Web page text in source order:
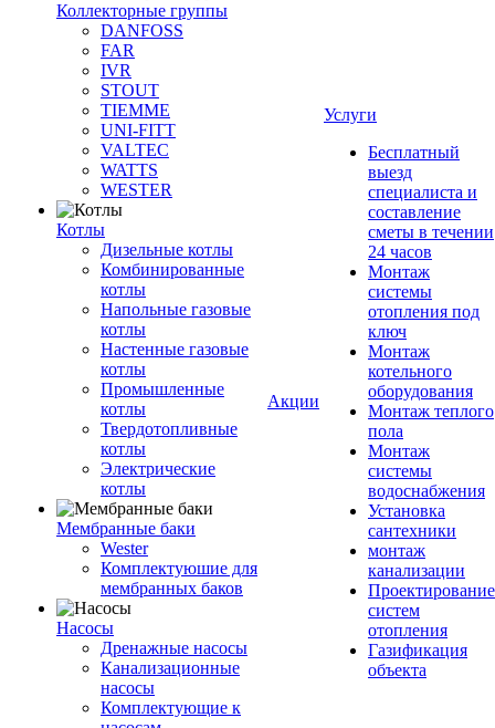
Коллекторные группы
DANFOSS
FAR
IVR
STOUT
TIEMME
UNI-FITT
VALTEC
WATTS
WESTER
Котлы
Дизельные котлы
Комбинированные
котлы
Напольные газовые
котлы
Настенные газовые
котлы
Промышленные
котлы
Твердотопливные
котлы
Электрические
котлы
Мембранные баки
Wester
Комплектуюшие для
мембранных баков
Насосы
Дренажные насосы
Канализационные
насосы
Комплектующие к
Акции
Услуги
Бесплатный
выезд
специалиста и
составление
сметы в течении
24 часов
Монтаж
системы
отопления под
ключ
Монтаж
котельного
оборудования
Монтаж теплого
пола
Монтаж
системы
водоснабжения
Установка
сантехники
монтаж
канализации
Проектирование
систем
отопления
Газификация
объекта